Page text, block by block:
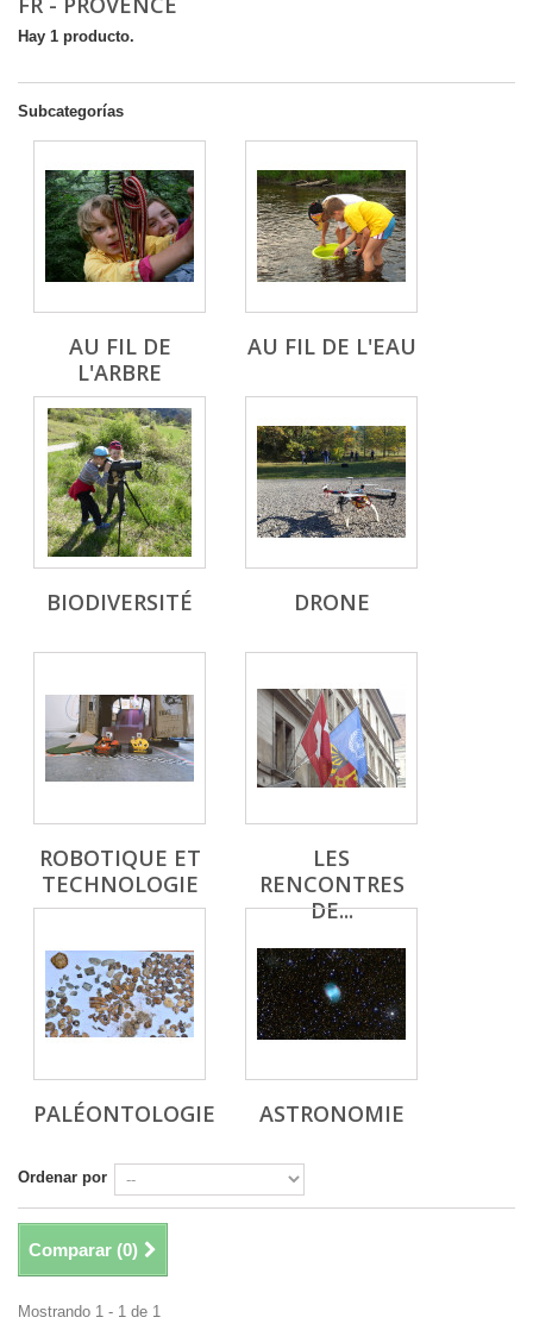
Hay 1 producto.
Subcategorías
AU FIL DE
L'ARBRE
AU FIL DE L'EAU
BIODIVERSITÉ DRONE
ROBOTIQUE ET
TECHNOLOGIE
LES
RENCONTRES
DE...
PALÉONTOLOGIE ASTRONOMIE
Ordenar por
Comparar (0)
Mostrando 1 - 1 de 1